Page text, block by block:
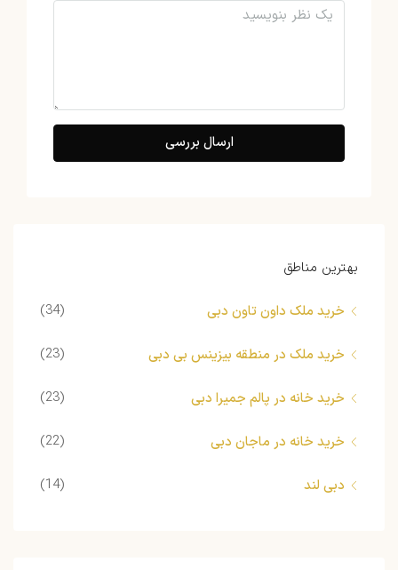
ارسال بررسی
بهترین مناطق
خرید ملک داون تاون دبی (34)
خرید ملک در منطقه بیزینس بی دبی (23)
خرید خانه در پالم جمیرا دبی (23)
خرید خانه در ماجان دبی (22)
دبی لند (14)